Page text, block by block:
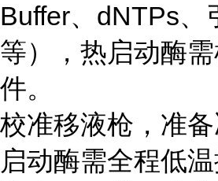
Buffer、dNTPs、
等），热启动酶
件。
校准移液枪，准
启动酶需全程低温